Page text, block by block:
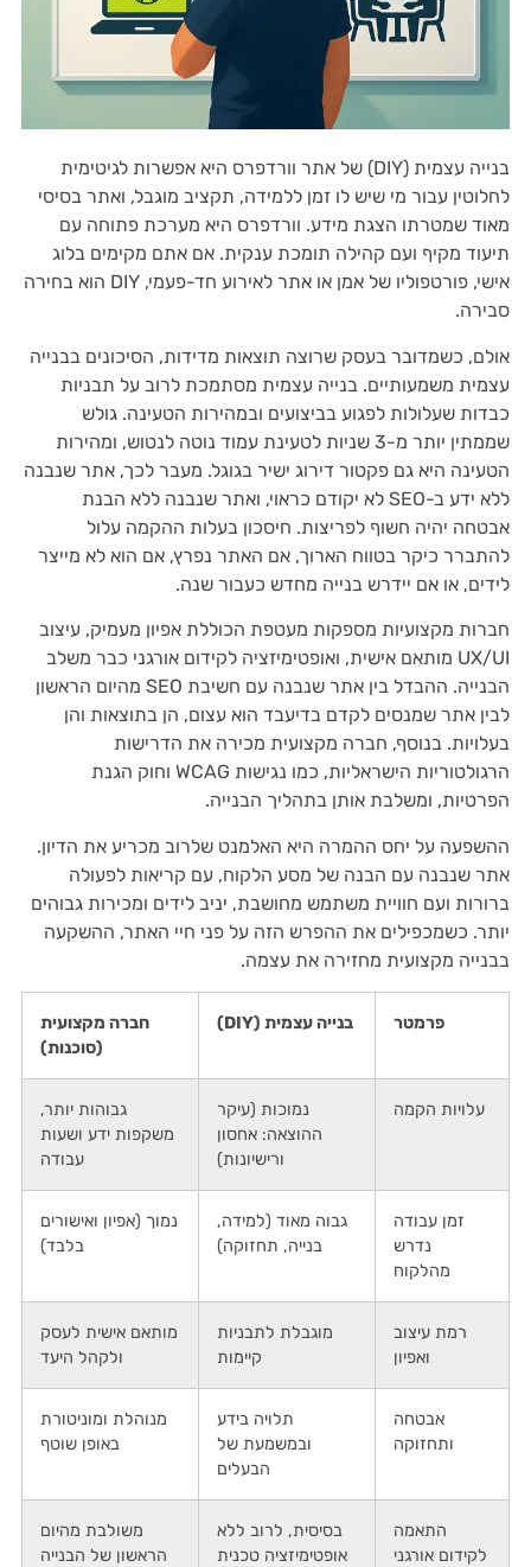
בנייה עצמית (DIY) של אתר וורדפרס היא אפשרות לגיטימית
לחלוטין עבור מי שיש לו זמן ללמידה, תקציב מוגבל, ואתר בסיסי
מאוד שמטרתו הצגת מידע. וורדפרס היא מערכת פתוחה עם
תיעוד מקיף ועם קהילה תומכת ענקית. אם אתם מקימים בלוג
אישי, פורטפוליו של אמן או אתר לאירוע חד-פעמי, DIY הוא בחירה
סבירה.
אולם, כשמדובר בעסק שרוצה תוצאות מדידות, הסיכונים בבנייה
עצמית משמעותיים. בנייה עצמית מסתמכת לרוב על תבניות
כבדות שעלולות לפגוע בביצועים ובמהירות הטעינה. גולש
שממתין יותר מ-3 שניות לטעינת עמוד נוטה לנטוש, ומהירות
הטעינה היא גם פקטור דירוג ישיר בגוגל. מעבר לכך, אתר שנבנה
ללא ידע ב-SEO לא יקודם כראוי, ואתר שנבנה ללא הבנת
אבטחה יהיה חשוף לפריצות. חיסכון בעלות ההקמה עלול
להתברר כיקר בטווח הארוך, אם האתר נפרץ, אם הוא לא מייצר
לידים, או אם יידרש בנייה מחדש כעבור שנה.
חברות מקצועיות מספקות מעטפת הכוללת אפיון מעמיק, עיצוב
UX/UI מותאם אישית, ואופטימיזציה לקידום אורגני כבר משלב
הבנייה. ההבדל בין אתר שנבנה עם חשיבת SEO מהיום הראשון
לבין אתר שמנסים לקדם בדיעבד הוא עצום, הן בתוצאות והן
בעלויות. בנוסף, חברה מקצועית מכירה את הדרישות
הרגולטוריות הישראליות, כמו נגישות WCAG וחוק הגנת
הפרטיות, ומשלבת אותן בתהליך הבנייה.
ההשפעה על יחס ההמרה היא האלמנט שלרוב מכריע את הדיון.
אתר שנבנה עם הבנה של מסע הלקוח, עם קריאות לפעולה
ברורות ועם חוויית משתמש מחושבת, יניב לידים ומכירות גבוהים
יותר. כשמכפילים את ההפרש הזה על פני חיי האתר, ההשקעה
בבנייה מקצועית מחזירה את עצמה.
פרמטר בנייה עצמית (DIY)
חברה מקצועית
(סוכנות)
עלויות הקמה
נמוכות (עיקר
ההוצאה: אחסון
ורישיונות)
גבוהות יותר,
משקפות ידע ושעות
עבודה
זמן עבודה
נדרש
מהלקוח
גבוה מאוד (למידה,
בנייה, תחזוקה)
נמוך (אפיון ואישורים
בלבד)
רמת עיצוב
ואפיון
מוגבלת לתבניות
קיימות
מותאם אישית לעסק
ולקהל היעד
אבטחה
ותחזוקה
תלויה בידע
ובמשמעת של
הבעלים
מנוהלת ומוניטורת
באופן שוטף
התאמה
לקידום אורגני
בסיסית, לרוב ללא
אופטימיזציה טכנית
משולבת מהיום
הראשון של הבנייה